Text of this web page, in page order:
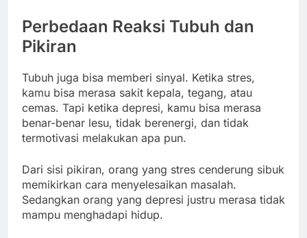
Perbedaan Reaksi Tubuh dan
Pikiran
Tubuh juga bisa memberi sinyal. Ketika stres,
kamu bisa merasa sakit kepala, tegang, atau
cemas. Tapi ketika depresi, kamu bisa merasa
benar-benar lesu, tidak berenergi, dan tidak
termotivasi melakukan apa pun.
Dari sisi pikiran, orang yang stres cenderung sibuk
memikirkan cara menyelesaikan masalah.
Sedangkan orang yang depresi justru merasa tidak
mampu menghadapi hidup.